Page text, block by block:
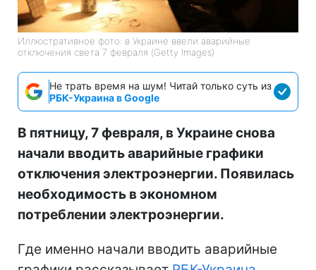
Иллюстративное фото: в Украине ввели аварийные
отключения света 7 февраля (Getty Images)
Не трать время на шум! Читай только суть из
РБК-Украина в Google
В пятницу, 7 февраля, в Украине снова
начали вводить аварийные графики
отключения электроэнергии. Появилась
необходимость в экономном
потреблении электроэнергии.
Где именно начали вводить аварийные